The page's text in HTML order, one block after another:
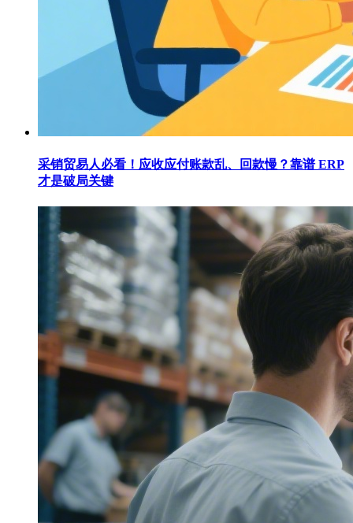
采销贸易人必看！应收应付账款乱、回款慢？靠谱 ERP
才是破局关键